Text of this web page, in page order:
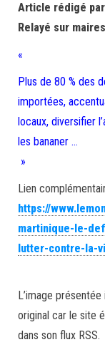
Article rédigé
Relayé sur
«
Plus de 80 % des
importées,
locaux, diversifier
les bananer …
»
Lien
https://
martinique-le-
lutter-contre-la-
L’image
original car le site
dans son flux RSS.